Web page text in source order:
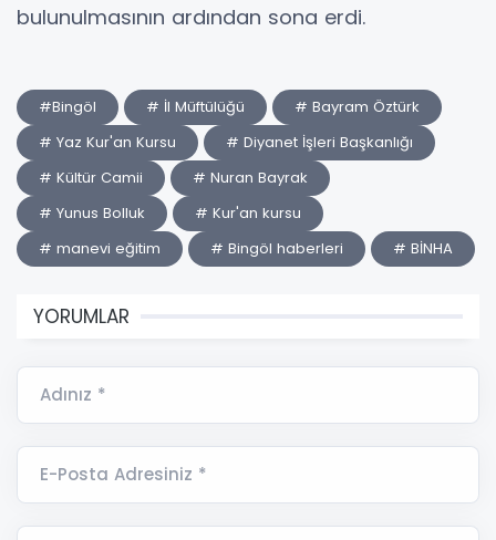
bulunulmasının ardından sona erdi.
#Bingöl # İl Müftülüğü
# Bayram Öztürk
# Yaz Kur'an Kursu
# Diyanet İşleri Başkanlığı
# Kültür Camii
# Nuran Bayrak
# Yunus Bolluk
# Kur'an kursu
# manevi eğitim
# Bingöl haberleri # BİNHA
YORUMLAR
Adınız *
E-Posta Adresiniz *